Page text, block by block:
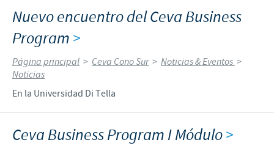
Nuevo encuentro del Ceva Business
Program >
Página principal > Ceva Cono Sur > Noticias & Eventos >
Noticias
En la Universidad Di Tella
Ceva Business Program I Módulo>